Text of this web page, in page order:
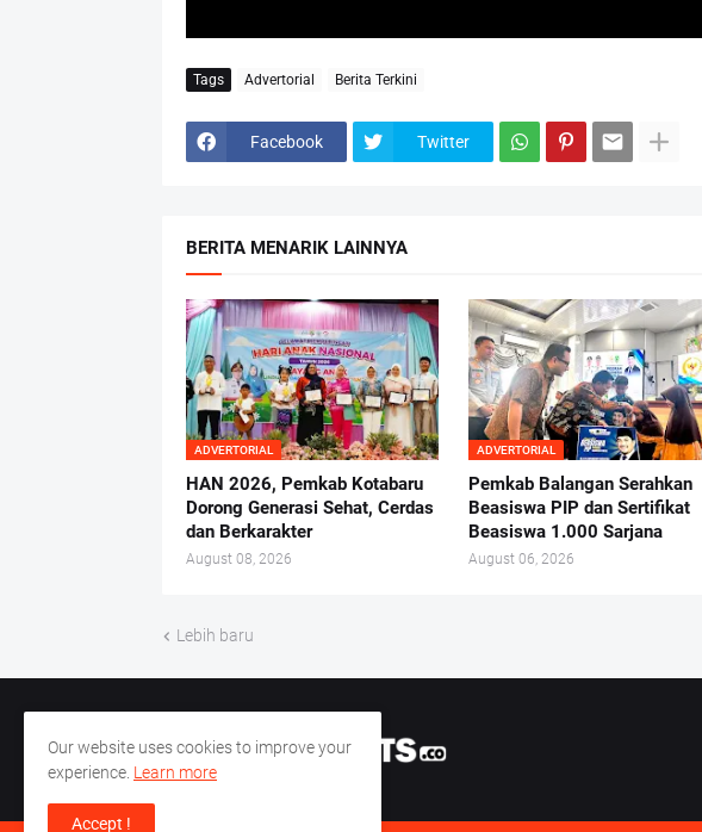
Tags Advertorial Berita Terkini
Facebook Twitter
BERITA MENARIK LAINNYA
ADVERTORIAL
HAN 2026, Pemkab Kotabaru
Dorong Generasi Sehat, Cerdas
dan Berkarakter
August 08, 2026
ADVERTORIAL
Pemkab Balangan Serahkan
Beasiswa PIP dan Sertifikat
Beasiswa 1.000 Sarjana
August 06, 2026
Lebih baru
Our website uses cookies to improve your
experience. Learn more
Accept !